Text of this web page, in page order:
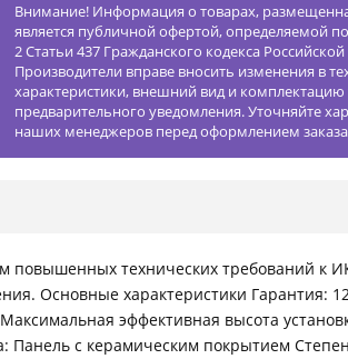
Внимание! Информация о товарах,
является публичной офертой, определяемой
2 Статьи 437 Гражданского кодекса
Производители вправе вносить изменения в
характеристики, внешний вид и комплектацию
предварительного уведомления. Уточняйте
наших менеджеров перед оформлением
технических требований к
Основные характеристики Гарантия:
эффективная высота
Панель с керамическим покрытием